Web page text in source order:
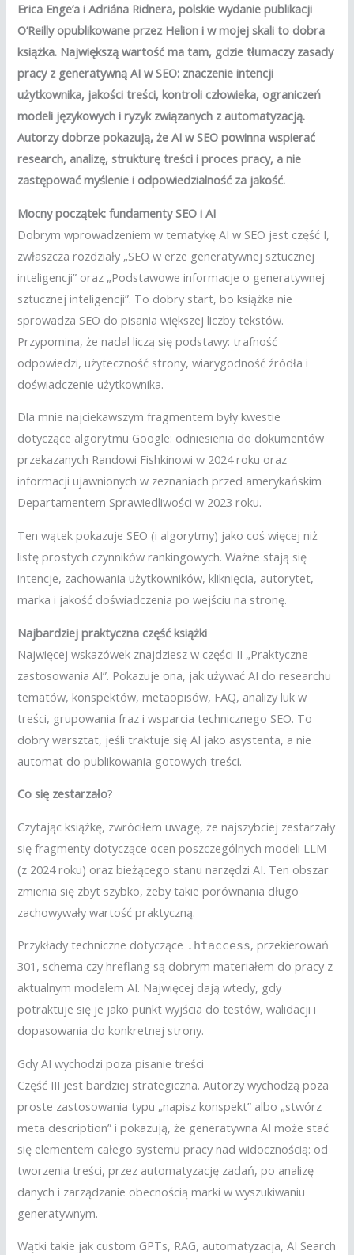
Erica Enge’a i Adriána Ridnera, polskie wydanie publikacji
O’Reilly opublikowane przez Helion i w mojej skali to dobra
książka. Największą wartość ma tam, gdzie tłumaczy zasady
pracy z generatywną AI w SEO: znaczenie intencji
użytkownika, jakości treści, kontroli człowieka, ograniczeń
modeli językowych i ryzyk związanych z automatyzacją.
Autorzy dobrze pokazują, że AI w SEO powinna wspierać
research, analizę, strukturę treści i proces pracy, a nie
zastępować myślenie i odpowiedzialność za jakość.
Mocny początek: fundamenty SEO i AI
Dobrym wprowadzeniem w tematykę AI w SEO jest część I,
zwłaszcza rozdziały „SEO w erze generatywnej sztucznej
inteligencji” oraz „Podstawowe informacje o generatywnej
sztucznej inteligencji”. To dobry start, bo książka nie
sprowadza SEO do pisania większej liczby tekstów.
Przypomina, że nadal liczą się podstawy: trafność
odpowiedzi, użyteczność strony, wiarygodność źródła i
doświadczenie użytkownika.
Dla mnie najciekawszym fragmentem były kwestie
dotyczące algorytmu Google: odniesienia do dokumentów
przekazanych Randowi Fishkinowi w 2024 roku oraz
informacji ujawnionych w zeznaniach przed amerykańskim
Departamentem Sprawiedliwości w 2023 roku.
Ten wątek pokazuje SEO (i algorytmy) jako coś więcej niż
listę prostych czynników rankingowych. Ważne stają się
intencje, zachowania użytkowników, kliknięcia, autorytet,
marka i jakość doświadczenia po wejściu na stronę.
Najbardziej praktyczna część książki
Najwięcej wskazówek znajdziesz w części II „Praktyczne
zastosowania AI”. Pokazuje ona, jak używać AI do researchu
tematów, konspektów, metaopisów, FAQ, analizy luk w
treści, grupowania fraz i wsparcia technicznego SEO. To
dobry warsztat, jeśli traktuje się AI jako asystenta, a nie
automat do publikowania gotowych treści.
Co się zestarzało?
Czytając książkę, zwróciłem uwagę, że najszybciej zestarzały
się fragmenty dotyczące ocen poszczególnych modeli LLM
(z 2024 roku) oraz bieżącego stanu narzędzi AI. Ten obszar
zmienia się zbyt szybko, żeby takie porównania długo
zachowywały wartość praktyczną.
Przykłady techniczne dotyczące .htaccess, przekierowań
301, schema czy hreflang są dobrym materiałem do pracy z
aktualnym modelem AI. Najwięcej dają wtedy, gdy
potraktuje się je jako punkt wyjścia do testów, walidacji i
dopasowania do konkretnej strony.
Gdy AI wychodzi poza pisanie treści
Część III jest bardziej strategiczna. Autorzy wychodzą poza
proste zastosowania typu „napisz konspekt” albo „stwórz
meta description” i pokazują, że generatywna AI może stać
się elementem całego systemu pracy nad widocznością: od
tworzenia treści, przez automatyzację zadań, po analizę
danych i zarządzanie obecnością marki w wyszukiwaniu
generatywnym.
Wątki takie jak custom GPTs, RAG, automatyzacja, AI Search